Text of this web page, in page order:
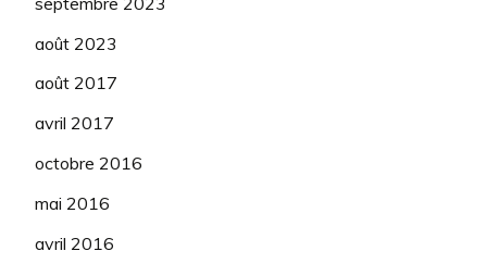
août 2023
août 2017
avril 2017
octobre 2016
mai 2016
avril 2016